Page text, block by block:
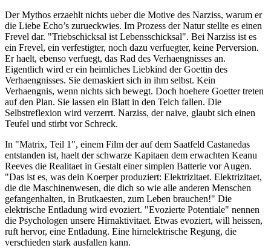
Der Mythos erzaehlt nichts ueber die Motive des Narziss, warum er
die Liebe Echo’s zurueckwies. Im Prozess der Natur stellte es einen
Frevel dar. "Triebschicksal ist Lebensschicksal". Bei Narziss ist es
ein Frevel, ein verfestigter, noch dazu verfuegter, keine Perversion.
Er haelt, ebenso verfuegt, das Rad des Verhaengnisses an.
Eigentlich wird er ein heimliches Liebkind der Goettin des
Verhaengnisses. Sie demaskiert sich in ihm selbst. Kein
Verhaengnis, wenn nichts sich bewegt. Doch hoehere Goetter treten
auf den Plan. Sie lassen ein Blatt in den Teich fallen. Die
Selbstreflexion wird verzerrt. Narziss, der naive, glaubt sich einen
Teufel und stirbt vor Schreck.
In "Matrix, Teil 1", einem Film der auf dem Saatfeld Castanedas
entstanden ist, haelt der schwarze Kapitaen dem erwachten Keanu
Reeves die Realitaet in Gestalt einer simplen Batterie vor Augen.
"Das ist es, was dein Koerper produziert: Elektrizitaet. Elektrizitaet,
die die Maschinenwesen, die dich so wie alle anderen Menschen
gefangenhalten, in Brutkaesten, zum Leben brauchen!" Die
elektrische Entladung wird evoziert. "Evozierte Potentiale" nennen
die Psychologen unsere Hirnaktivitaet. Etwas evoziert, will heissen,
ruft hervor, eine Entladung. Eine hirnelektrische Regung, die
verschieden stark ausfallen kann.